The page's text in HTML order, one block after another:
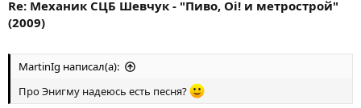
Re: Механик СЦБ Шевчук - "Пиво, Oi! и метрострой"
(2009)
MartinIg написал(а):
Про Энигму надеюсь есть песня?